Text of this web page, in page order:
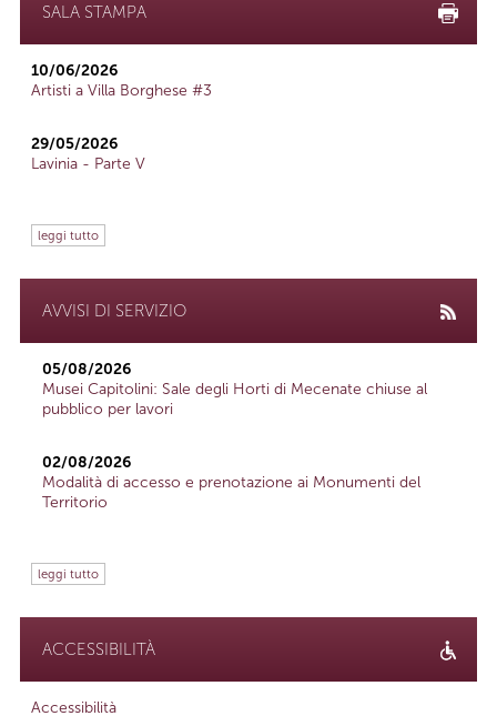
SALA STAMPA
10/06/2026
Artisti a Villa Borghese #3
29/05/2026
Lavinia - Parte V
leggi tutto
AVVISI DI SERVIZIO
05/08/2026
Musei Capitolini: Sale degli Horti di Mecenate chiuse al
pubblico per lavori
02/08/2026
Modalità di accesso e prenotazione ai Monumenti del
Territorio
leggi tutto
ACCESSIBILITÀ
Accessibilità